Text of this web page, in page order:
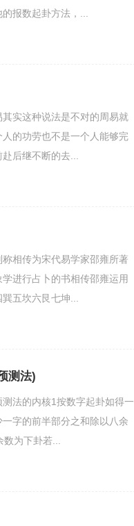
报数起卦方法，...
实这种说法是不对的周易就
的功劳也不是一个人能够完
后继不断的去...
相传为宋代易学家邵雍所著
进行占卜的书相传邵雍运用
五坎六艮七坤...
测法)
法的内核1按数字起卦如得一
字的前半部分之和除以八余
为下卦若...